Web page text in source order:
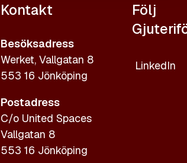
Kontakt
Besöksadress
Werket, Vallgatan 8
553 16 Jönköping
Postadress
C/o United Spaces
Vallgatan 8
553 16 Jönköping
Följ
LinkedIn